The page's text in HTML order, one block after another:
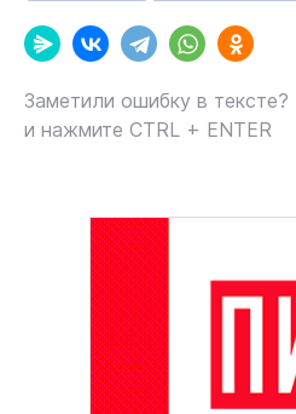
Заметили ошибку в
и нажмите CTRL + ENTER